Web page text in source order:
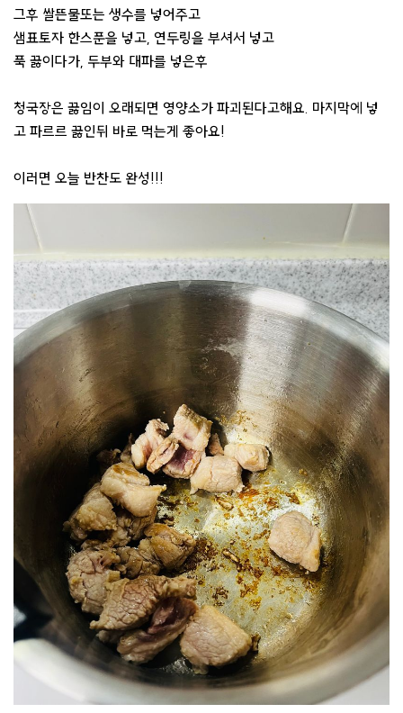
그후 쌀뜬물또는 생수를 넣어주고
샘표토자 한스푼을 넣고, 연두링을 부셔서 넣고
푹 끓이다가, 두부와 대파를 넣은후
청국장은 끓임이 오래되면 영양소가 파괴된다고해요. 마지막에 넣
고 파르르 끓인뒤 바로 먹는게 좋아요!
이러면 오늘 반찬도 완성!!!